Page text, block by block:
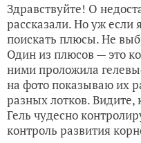
Здравствуйте! О
рассказали. Но уж если
поискать плюсы. Не
Один из плюсов — это
ними проложила
на фото показываю их
разных лотков. Видите,
Гель чудесно
контроль развития